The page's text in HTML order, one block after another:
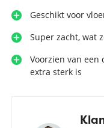
Geschikt voor
Super zacht, wat
Voorzien van
extra sterk is